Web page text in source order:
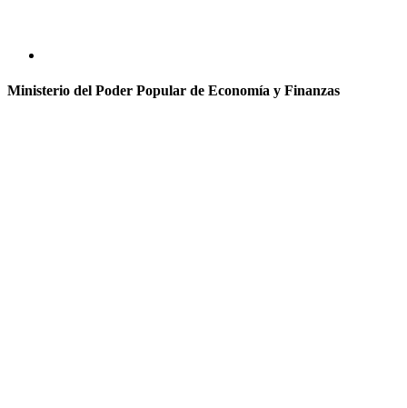
Ministerio del Poder Popular de Economía y Finanzas